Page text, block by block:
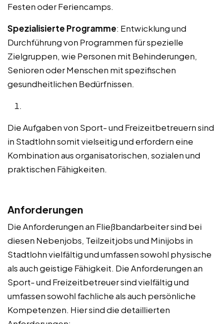
Festen oder Feriencamps.
Spezialisierte Programme: Entwicklung und
Durchführung von Programmen für spezielle
Zielgruppen, wie Personen mit Behinderungen,
Senioren oder Menschen mit spezifischen
gesundheitlichen Bedürfnissen.
Die Aufgaben von Sport- und Freizeitbetreuern sind
in Stadtlohn somit vielseitig und erfordern eine
Kombination aus organisatorischen, sozialen und
praktischen Fähigkeiten.
Anforderungen
Die Anforderungen an Fließbandarbeiter sind bei
diesen Nebenjobs, Teilzeitjobs und Minijobs in
Stadtlohn vielfältig und umfassen sowohl physische
als auch geistige Fähigkeit. Die Anforderungen an
Sport- und Freizeitbetreuer sind vielfältig und
umfassen sowohl fachliche als auch persönliche
Kompetenzen. Hier sind die detaillierten